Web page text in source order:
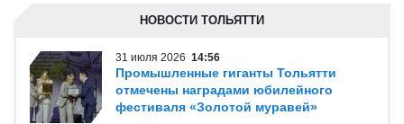
НОВОСТИ ТОЛЬЯТТИ
31 июля 2026 14:56
Промышленные гиганты Тольятти
отмечены наградами юбилейного
фестиваля «Золотой муравей»